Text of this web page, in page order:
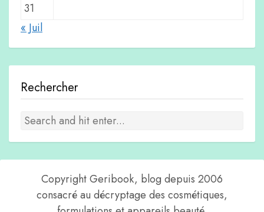
31
« Juil
Rechercher
Copyright Geribook, blog depuis 2006
consacré au décryptage des cosmétiques,